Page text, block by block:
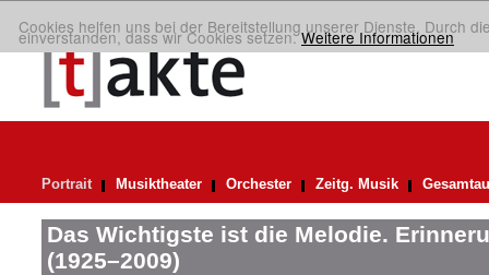
Cookies helfen uns bei der Bereitstellung unserer Dienste. Durch
einverstanden, dass wir Cookies setzen.Weitere Informationen
Portrait Musiktheater Orchester Zeitg. Musik
Das Wichtigste ist die Melodie.
(1925–2009)